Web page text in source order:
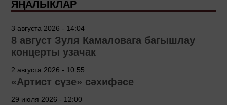
ЯҢАЛЫКЛАР
3 августа 2026 - 14:04
8 август Зуля Камаловага багышлау
концерты узачак
2 августа 2026 - 10:55
«Артист сүзе» сәхифәсе
29 июля 2026 - 12:00